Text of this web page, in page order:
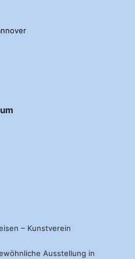
– Kunstverein
Ausstellung in